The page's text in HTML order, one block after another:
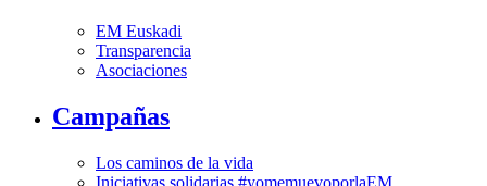
EM Euskadi
Transparencia
Asociaciones
Campañas
Los caminos de la vida
Iniciativas solidarias #yomemuevoporlaEM